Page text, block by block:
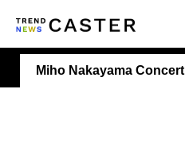
Miho Nakayama